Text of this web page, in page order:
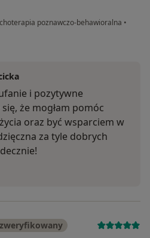
poznawczo-behawioralna •
i pozytywne
że mogłam pomóc
oraz być wsparciem w
za tyle dobrych